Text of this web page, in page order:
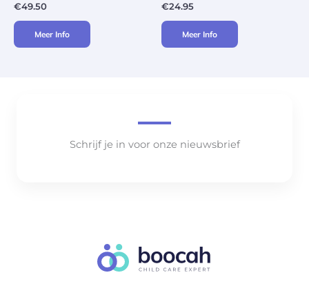
€49.50
Meer Info
€24.95
Meer Info
Schrijf je in voor onze nieuwsbrief